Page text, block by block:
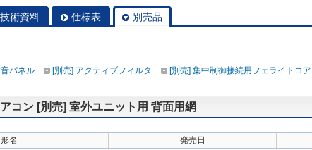
技術資料 仕様表 別売品
パネル [別売] アクティブフィルタ [別売] 集中制御接続用フェライトコア
コン [別売] 室外ユニット用 背面用網
形名 発売日